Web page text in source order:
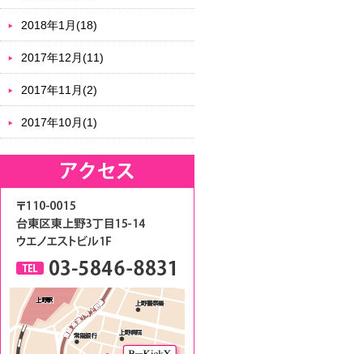
2018年1月(18)
2017年12月(11)
2017年11月(2)
2017年10月(1)